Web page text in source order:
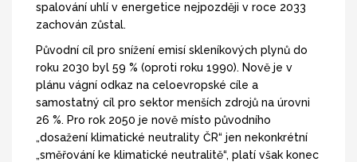
spalování uhlí v energetice nejpozději v roce 2033
zachován zůstal.
Původní cíl pro snížení emisí skleníkových plynů do
roku 2030 byl 59 % (oproti roku 1990). Nově je v
plánu vágní odkaz na celoevropské cíle a
samostatný cíl pro sektor menších zdrojů na úrovni
26 %. Pro rok 2050 je nově místo původního
„dosažení klimatické neutrality ČR“ jen nekonkrétní
„směřování ke klimatické neutralitě“, platí však konec